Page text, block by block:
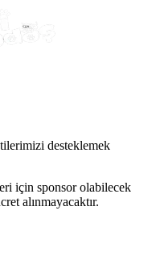
desteklemek
için sponsor olabilecek
alınmayacaktır.